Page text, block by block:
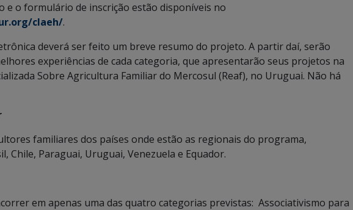
e o formulário de inscrição estão disponíveis no
claeh/.
deverá ser feito um breve resumo do projeto. A partir daí, serão
experiências de cada categoria, que apresentarão seus projetos na
Sobre Agricultura Familiar do Mercosul (Reaf), no Uruguai. Não há
familiares dos países onde estão as regionais do programa,
Chile, Paraguai, Uruguai, Venezuela e Equador.
em apenas uma das quatro categorias previstas: Associativismo para